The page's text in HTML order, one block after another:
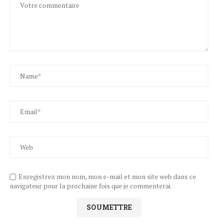
Enregistrez mon nom, mon e-mail et mon site web dans ce
navigateur pour la prochaine fois que je commenterai.